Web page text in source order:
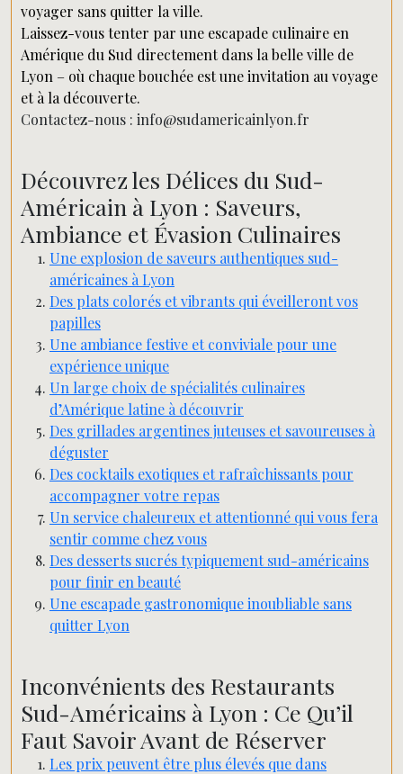
voyager sans quitter la ville.
Laissez-vous tenter par une escapade culinaire en
Amérique du Sud directement dans la belle ville de
Lyon – où chaque bouchée est une invitation au voyage
et à la découverte.
Contactez-nous : info@sudamericainlyon.fr
Découvrez les Délices du Sud-
Américain à Lyon : Saveurs,
Ambiance et Évasion Culinaires
Une explosion de saveurs authentiques sud-
américaines à Lyon
Des plats colorés et vibrants qui éveilleront vos
papilles
Une ambiance festive et conviviale pour une
expérience unique
Un large choix de spécialités culinaires
d’Amérique latine à découvrir
Des grillades argentines juteuses et savoureuses à
déguster
Des cocktails exotiques et rafraîchissants pour
accompagner votre repas
Un service chaleureux et attentionné qui vous fera
sentir comme chez vous
Des desserts sucrés typiquement sud-américains
pour finir en beauté
Une escapade gastronomique inoubliable sans
quitter Lyon
Inconvénients des Restaurants
Sud-Américains à Lyon : Ce Qu’il
Faut Savoir Avant de Réserver
Les prix peuvent être plus élevés que dans